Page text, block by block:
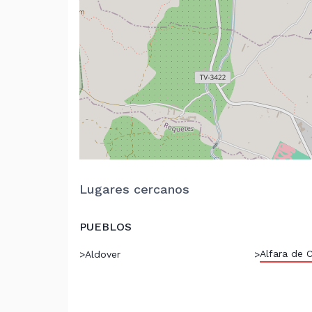
Lugares cercanos
PUEBLOS
>Aldover >Alfara de